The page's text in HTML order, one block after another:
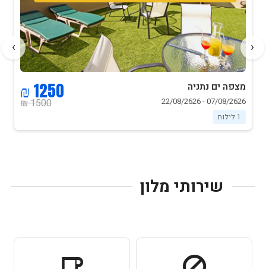
מצפה ים נתניה
07/08/2626 - 22/08/2626
1 לילות
1500 ₪
1250 ₪
‹
›
שירותי מלון